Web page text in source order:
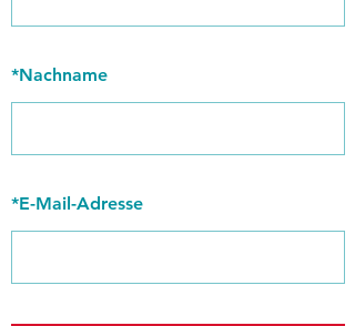
*Nachname
*E-Mail-Adresse